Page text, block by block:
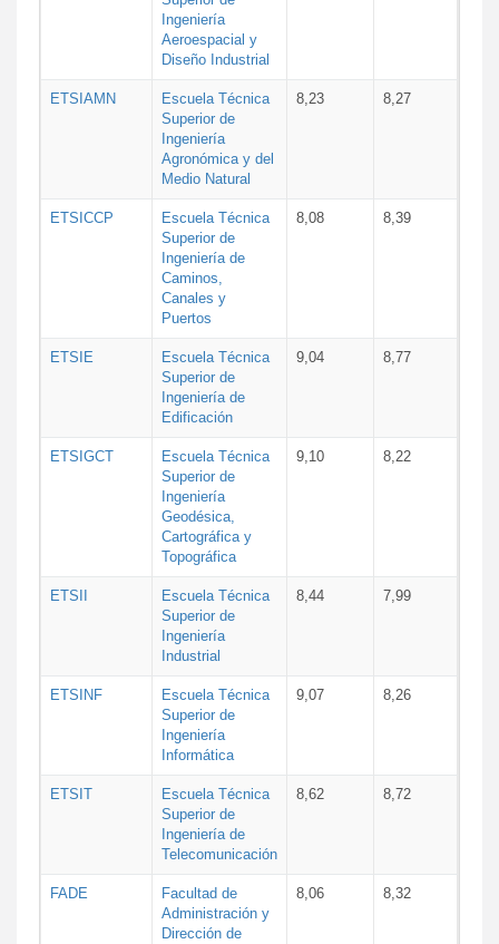
Ingeniería
Aeroespacial y
Diseño Industrial
ETSIAMN
Escuela Técnica
Superior de
Ingeniería
Agronómica y del
Medio Natural
8,23 8,27
ETSICCP
Escuela Técnica
Superior de
Ingeniería de
Caminos,
Canales y
Puertos
8,08 8,39
ETSIE
Escuela Técnica
Superior de
Ingeniería de
Edificación
9,04 8,77
ETSIGCT
Escuela Técnica
Superior de
Ingeniería
Geodésica,
Cartográfica y
Topográfica
9,10 8,22
ETSII
Escuela Técnica
Superior de
Ingeniería
Industrial
8,44 7,99
ETSINF
Escuela Técnica
Superior de
Ingeniería
Informática
9,07 8,26
ETSIT
Escuela Técnica
Superior de
Ingeniería de
Telecomunicación
8,62 8,72
FADE
Facultad de
Administración y
Dirección de
8,06 8,32